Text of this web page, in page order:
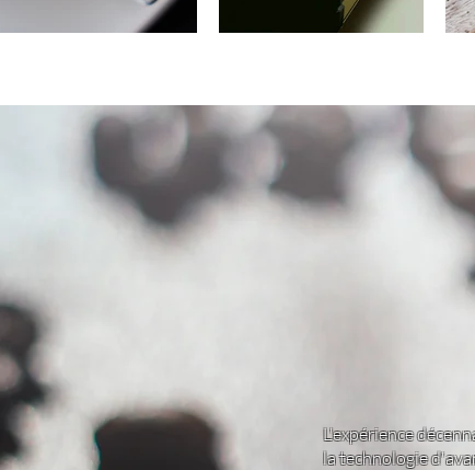
L'expérience
la technologie